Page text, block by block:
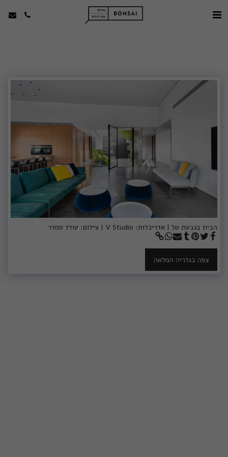
הבית בגבעת טל | אדריכלות: V Studio | צילום: עודד סמדר
צפה בגלריה המלאה